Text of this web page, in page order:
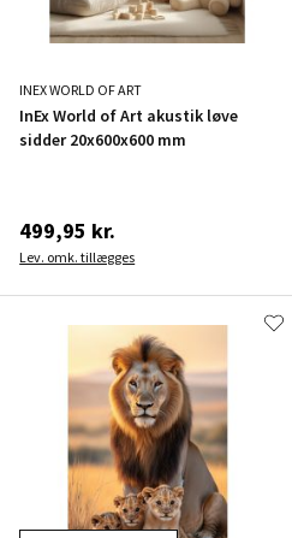
INEX WORLD OF ART
InEx World of Art akustik løve
sidder 20x600x600 mm
499,95 kr.
Lev. omk. tillægges